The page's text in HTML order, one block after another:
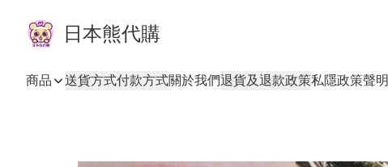
日本熊代購
商品 送貨方式付款方式關於我們退貨及退款政策私隱政策聲明